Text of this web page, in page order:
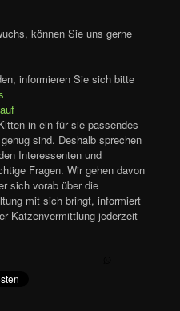
können Sie uns gerne
informieren Sie sich bitte
in ein für sie passendes
sind. Deshalb sprechen
Interessenten und
Fragen. Wir gehen davon
sich vorab über die
mit sich bringt, informiert
Katzenvermittlung jederzeit